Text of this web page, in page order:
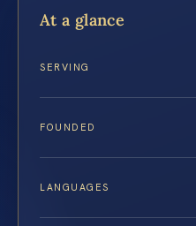
At a glance
SERVING
FOUNDED
LANGUAGES